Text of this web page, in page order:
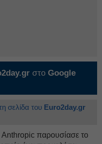
στο Google
σελίδα του Euro2day.gr
Anthropic παρουσίασε το